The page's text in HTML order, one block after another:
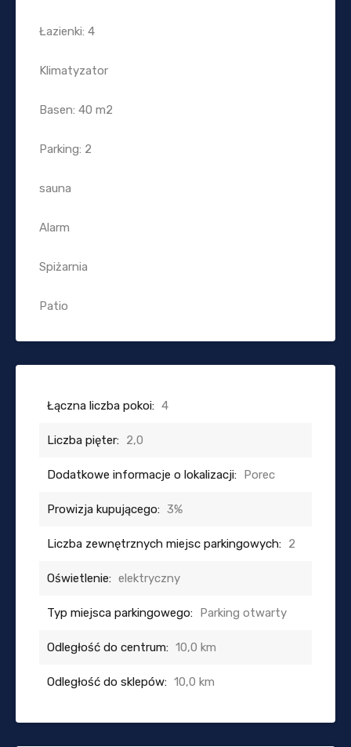
Łazienki: 4
Klimatyzator
Basen: 40 m2
Parking: 2
sauna
Alarm
Spiżarnia
Patio
Łączna liczba pokoi: 4
Liczba pięter: 2,0
Dodatkowe informacje o lokalizacji: Porec
Prowizja kupującego: 3%
Liczba zewnętrznych miejsc parkingowych: 2
Oświetlenie: elektryczny
Typ miejsca parkingowego: Parking otwarty
Odległość do centrum: 10,0 km
Odległość do sklepów: 10,0 km